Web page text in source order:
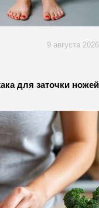
9 августа 2026
для заточки ножей